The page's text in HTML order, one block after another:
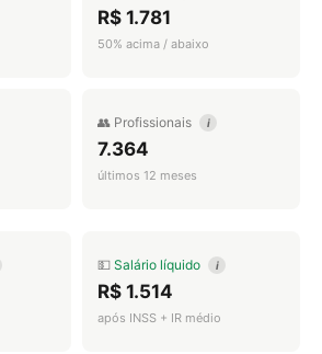
R$ 1.781
50% acima / abaixo
👥 Profissionais i
7.364
últimos 12 meses
💵 Salário líquido i
R$ 1.514
após INSS + IR médio